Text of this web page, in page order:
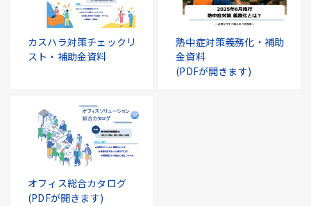
カスハラ対策チェックリ
スト・補助金資料
熱中症対策義務化・補助
金資料
(PDFが開きます)
オフィス総合カタログ
(PDFが開きます)